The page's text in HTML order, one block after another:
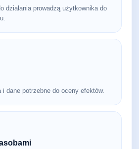
działania prowadzą użytkownika do
i dane potrzebne do oceny efektów.